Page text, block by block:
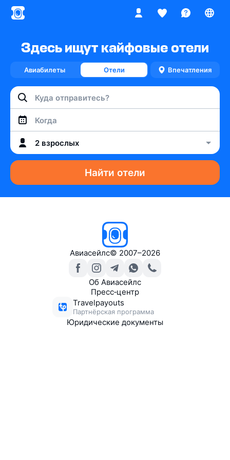
Здесь ищут кайфовые отели
Авиабилеты Отели Впечатления
Когда
2 взрослых
Найти отели
Авиасейлс© 2007–2026
Об Авиасейлс
Пресс‑центр
Travelpayouts
Партнёрская программа
Юридические документы